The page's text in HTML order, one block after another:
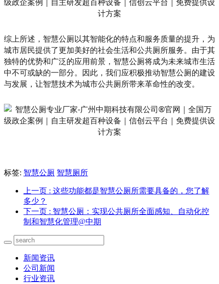
综上所述，智慧公厕以其智能化的特点和服务质量的提升，为
城市居民提供了更加美好的社会生活和公共厕所服务。由于其
独特的优势和广泛的应用前景，智慧公厕将成为未来城市生活
中不可或缺的一部分。因此，我们应积极推动智慧公厕的建设
与发展，让智慧技术为城市公共厕所带来革命性的改变。
标签: 智慧公厕 智慧厕所
上一页 : 这些功能都是智慧公厕所需要具备的，您了解
多少？
下一页 : 智慧公厕：实现公共厕所全面感知、自动化控
制和智慧化管理@中期
新闻资讯
公司新闻
行业资讯